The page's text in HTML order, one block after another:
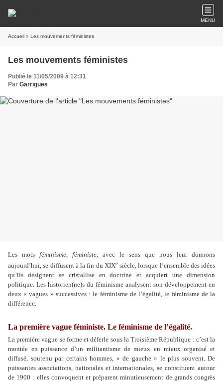
MENU
Accueil » Les mouvements féministes
Les mouvements féministes
Publié le 11/05/2009 à 12:31
Par Garrigues
Les mots féminisme, féministe, avec le sens que nous leur donnons
aujourd’hui, se diffusent à la fin du XIXesiècle, lorsque l’ensemble des idées
qu’ils désignent se cristallise en doctrine et acquiert une dimension
politique. Les historien(ne)s du féminisme analysent son développement en
deux « vagues » successives : le féminisme de l’égalité, le féminisme de la
différence.
La première vague féministe. Le féminisme de l’égalité.
La première vague se forme et déferle sous la Troisième République : c’est la
montée en puissance d’un militantisme de mieux en mieux organisé et
diffusé, soutenu par certains hommes, « de gauche » le plus souvent. De
puissantes associations, nationales et internationales, se constituent autour
de 1900 : elles convoquent et préparent minutieusement de grands congrès